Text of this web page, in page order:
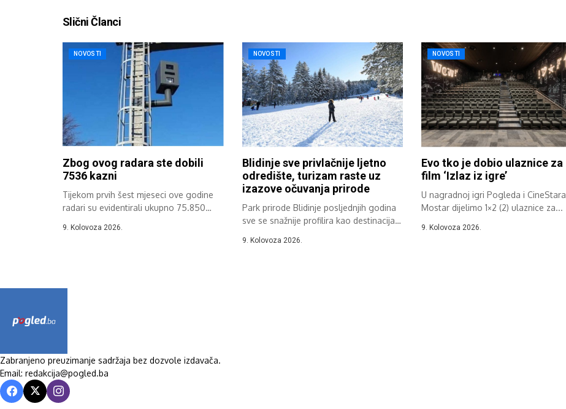
Slični Članci
NOVOSTI
Zbog ovog radara ste dobili
7536 kazni
Tijekom prvih šest mjeseci ove godine
radari su evidentirali ukupno 75.850
9. Kolovoza 2026.
NOVOSTI
Blidinje sve privlačnije ljetno
odredište, turizam raste uz
izazove očuvanja prirode
Park prirode Blidinje posljednjih godina
sve se snažnije profilira kao destinacija
9. Kolovoza 2026.
NOVOSTI
Evo tko je dobio ulaznice za
film ‘Izlaz iz igre’
U nagradnoj igri Pogleda i CineStara
Mostar dijelimo 1×2 (2) ulaznice za...
9. Kolovoza 2026.
Zabranjeno preuzimanje sadržaja bez dozvole izdavača.
Email: redakcija@pogled.ba